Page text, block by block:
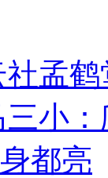
社孟
小
都亮